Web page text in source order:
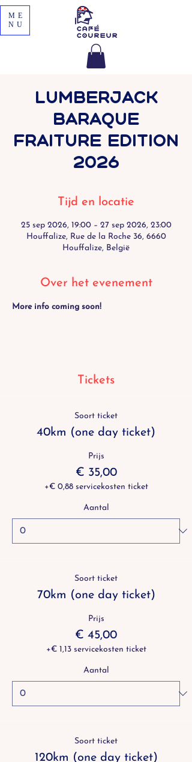
ME
NU
Lumberjack
Baraque
Fraiture Edition
2026
Tijd en locatie
25 sep 2026, 19:00 – 27 sep 2026, 23:00
Houffalize, Rue de la Roche 36, 6660
Houffalize, België
Over het evenement
More info coming soon!
Tickets
Soort ticket
40km (one day ticket)
Prijs
€ 35,00
+€ 0,88 servicekosten ticket
Aantal
Soort ticket
70km (one day ticket)
Prijs
€ 45,00
+€ 1,13 servicekosten ticket
Aantal
Soort ticket
120km (one day ticket)